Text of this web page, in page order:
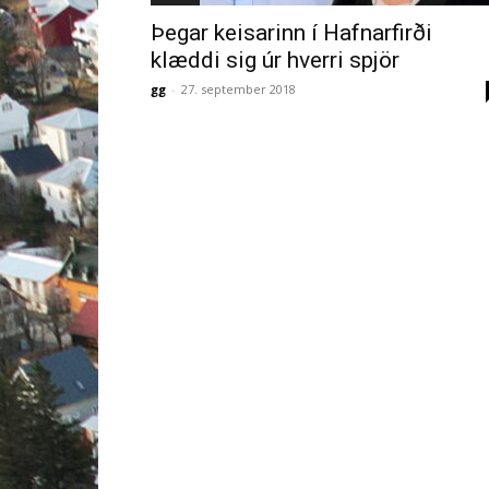
Þegar keisarinn í Hafnarfirði
klæddi sig úr hverri spjör
gg - 27. september 2018